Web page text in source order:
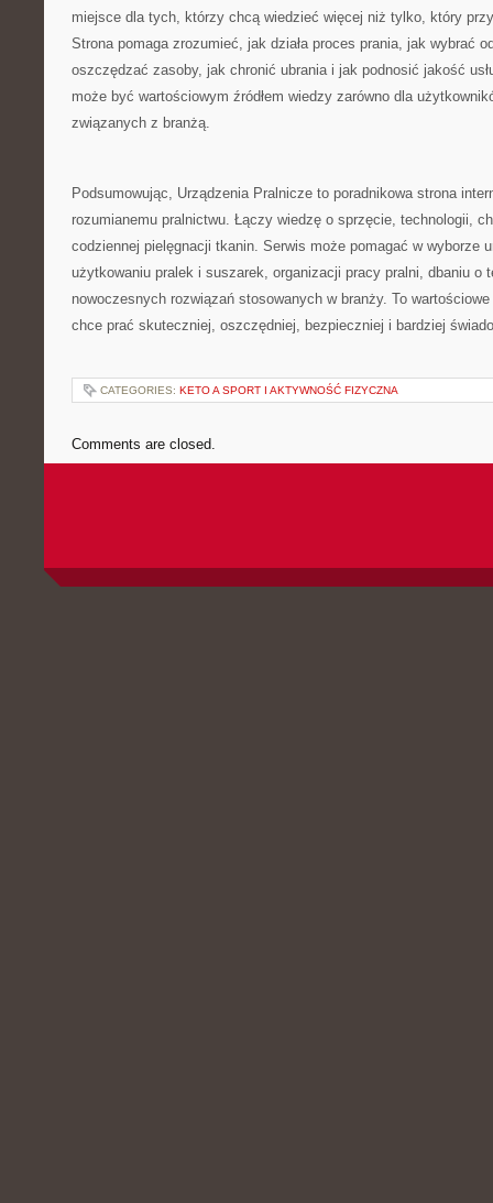
miejsce dla tych, którzy chcą wiedzieć więcej niż tylko, który
Strona pomaga zrozumieć, jak działa proces prania, jak wybrać
oszczędzać zasoby, jak chronić ubrania i jak podnosić jakość
może być wartościowym źródłem wiedzy zarówno dla
związanych z branżą.
Podsumowując, Urządzenia Pralnicze to poradnikowa strona
rozumianemu pralnictwu. Łączy wiedzę o sprzęcie, technologii,
codziennej pielęgnacji tkanin. Serwis może pomagać w wyborze
użytkowaniu pralek i suszarek, organizacji pracy pralni, dbaniu o
nowoczesnych rozwiązań stosowanych w branży. To
chce prać skuteczniej, oszczędniej, bezpieczniej i bardziej
CATEGORIES: KETO A SPORT I AKTYWNOŚĆ FIZYCZNA
Comments are closed.